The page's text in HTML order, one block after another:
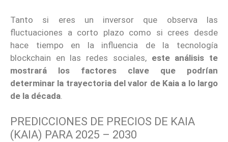
Tanto si eres un inversor que observa las
fluctuaciones a corto plazo como si crees desde
hace tiempo en la influencia de la tecnología
blockchain en las redes sociales, este análisis te
mostrará los factores clave que podrían
determinar la trayectoria del valor de Kaia a lo largo
de la década
PREDICCIONES DE PRECIOS DE KAIA
(KAIA) PARA 2025 – 2030